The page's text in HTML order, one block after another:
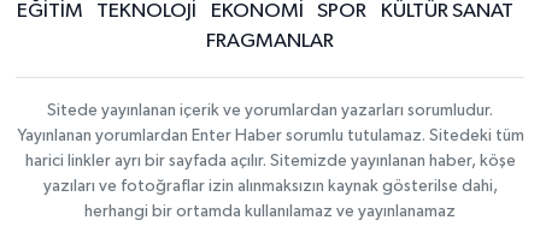
EĞİTİM
TEKNOLOJİ EKONOMİ SPOR
KÜLTÜR SANAT
FRAGMANLAR
Sitede yayınlanan içerik ve yorumlardan yazarları sorumludur.
Yayınlanan yorumlardan Enter Haber sorumlu tutulamaz. Sitedeki tüm
harici linkler ayrı bir sayfada açılır. Sitemizde yayınlanan haber, köşe
yazıları ve fotoğraflar izin alınmaksızın kaynak gösterilse dahi,
herhangi bir ortamda kullanılamaz ve yayınlanamaz